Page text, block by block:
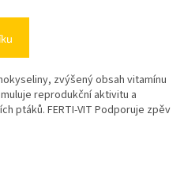
zvýšený obsah vitamínu
reprodukční aktivitu a
ptáků. FERTI-VIT Podporuje zpěv